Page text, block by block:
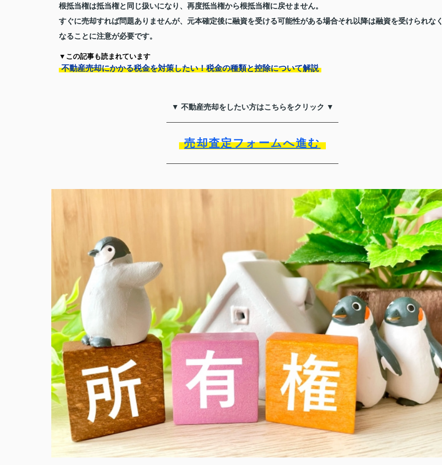
根抵当権は抵当権と同じ扱いになり、再度抵当権から根抵当権に戻せません。
すぐに売却すれば問題ありませんが、元本確定後に融資を受ける可能性がある場合それ以降は融資を受けられなく
なることに注意が必要です。
▼この記事も読まれています
不動産売却にかかる税金を対策したい！税金の種類と控除について解説
▼ 不動産売却をしたい方はこちらをクリック ▼
売却査定フォームへ進む